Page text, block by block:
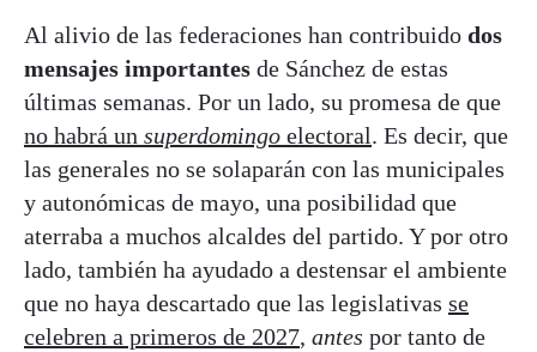
Al alivio de las federaciones han contribuido dos
mensajes importantes de Sánchez de estas
últimas semanas. Por un lado, su promesa de que
no habrá un superdomingo electoral. Es decir, que
las generales no se solaparán con las municipales
y autonómicas de mayo, una posibilidad que
aterraba a muchos alcaldes del partido. Y por otro
lado, también ha ayudado a destensar el ambiente
que no haya descartado que las legislativas se
celebren a primeros de 2027, antes por tanto de